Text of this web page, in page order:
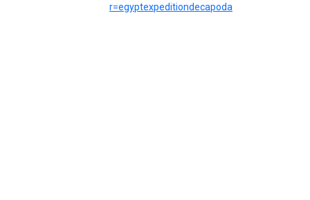
r=egyptexpeditiondecapoda